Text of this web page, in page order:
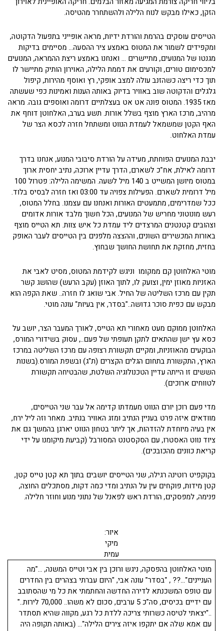
הזקן, כאילו מבקש לנוח הלילה ולהשתחרר מהטיסה.
הטייסים עוסקים בהרמת והורדת ידיות, מראה אופייני בתפעול הדקוטה,
ומקפידים לשמור את המטוס באמצע ציר ההסעה… מסיימים בדיקות
מגנטו של המנועים, מתיישרים … ואנחנו באמצע ריצת ההמראה, המנועים
למכסימום טורים, וקורעים את דממת הלילה, האוירון הותיק מתיישר לו
תוך כדי ריצה כשהזנב עולה למצב אופקי, רץ ואוסף מהירות, קיפול
גלגלים והדקוטה שוב באוויר בדיוק באותה הענות ואמינות כפי שעשתה
מאז 1935. המטוס פונה אט אט בעצלתיים דרומה ואוספים גובה. מראה
מרהיב, מרכז הארץ מוצף בשלל אורות. תשע בערב, האלחוטן דוחף את
האף הקטן שמשמאל לעמדת הנווט ומשתחל חזרה לכסא הצר של
עמדת האלחוט.
יבבת המנועים הפוחתת, מעידה על הורדת סיבובי המנוע, אנחנו בדרך
דרומה לאילת, אח"כ לשארם, הדרך עדיין ארוכה, נתיב יחסית ארוך
במטוס מיושן המשייט ב 140 מיל לשעה. המשימה הלילה: פטרול 100
מיל דרומית לשארם. הפעילות צפויה עד 03:00 ואז חזרה לבסיס בלוד.
ככל שמדרימים, מתמעטים האורות ואנחנו עם עצמנו. בחלל המטוס,
רעש מונוטוני מחריש של המנועים, הכל חשוך מלבד אורות אדומים
וצהובים קטנטנים המרצדים ליד עמדת כל איש צוות. תא הטייס מוצף
באורות המכשירים השונים, וההצצה מלפנים בין הטייסים לעבר האופק
בחזית, מחזקת את תחושת החושך שבחוץ.
מוטי האלחוטן קם ממקומו וניגש לקידמת המטוס, מסיט לאבי את
האזניות מאוזן ימין, וצועק לו, לתוך האוזן (עקב הרעש) שהושג קשר
תקין עם מרכז השליטה של החיל. אבי שואג לו חזרה.. שאת הקפה הוא
מבקש עם כפית סוכר גדושה.."בסדר, אין בעיות" עונה מוטי.
האלחוטן ממוקם מעט מאחורי תא הטייס, לאורך המעבר הצר, יושב על
כסא עץ ישן שהתאים לתקן תעופתי של פעם.., עסוק בשידורי המורס,
הבוקעים מהאוזניות, ומקיים תקשורת רצופה עם מרכז השליטה במרכז
הארץ, התקשורת בתחום הגלים הקצרים (ת"ג) ובשפת המורס.(בשנות
הששים זו הייתה עדיין הטכנולוגיה השלטת, שהבטיחה תקשורת
לטווחים ארוכים).
מדי פעם רוכן יורם הנווט מעמדתו קדימה אל עבר שני הטייסים,
מוודאים איזה פרט בעניין הנתיב ומזג האוויר בנתיב. מאחר וזה ליל ירח,
אין בעיה מיוחדת להזדהות, אך ליתר בטחון הנווט יארגן בהמשך גם את
ציוד נווט האסטרו, עם הסקסטנט המסורבל (קביעת מיקומנו על ידי
קריאת כוונים מהכובכים).
בקוקפיט רוטינה רגילה, שני הטייסים יושבים בתוך תא קטן טייס קטן,
קטן מידות, פוקחים עין על הנתיב ומדי כמה דקות, מסתכלים החוצה,
פנימה, למפסקים, הורדת ראש לפאנל של נתוני מנוע וחוזר חלילה.
איור:
מיקי
עמית
מוטי האלחוטן בהפסקה, ניגש ורוכן בין אבי וטייס המשנה, …"מה
העניינים"…?? , "בסדר" עונה אבי, "היום עברתי בצהרים בין החדרים
עם טופס המשכנתא לדירה החדשה והחתמתי את כל מי שהסתובב
עם ידיים בכיסים, סה"כ 5 ערבים, סכום לא משהו.. 70,000 לירות.."
.."יצאתי לטיסה כשרותי צריכה ללדת כל רגע, מקווה שהיא תסתדר
עם אמא שלה אם יתקפו איזה צירים הלילה"… (באותה תקופה היה